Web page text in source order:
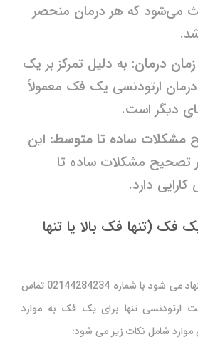
می‌شود که هر درمان منحصر
درمان: به دلیل تمرکز بر یک
ارتودنسی یک فک معمولاً
دیگر است.
مشکلات ساده تا متوسط: این
تصحیح مشکلات ساده تا
دارد.
فک (تنها فک بالا یا تنها
می شود با شماره 02144284234 تماس
ارتودنسی تنها برای یک فک به موارد
شامل نکات زیر می شود: